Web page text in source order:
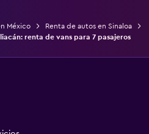
México
Renta de autos en Sinaloa
renta de vans para 7 pasajeros